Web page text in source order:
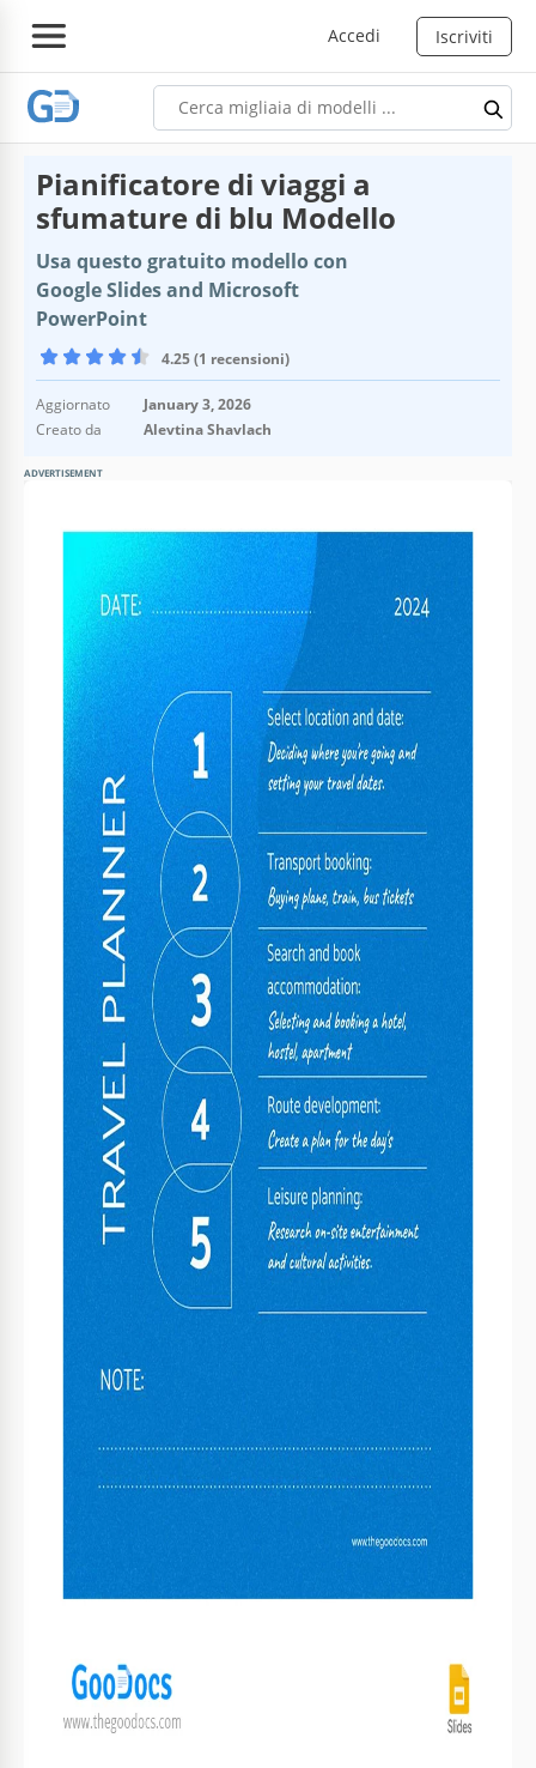
Accedi Iscriviti
Pianificatore di viaggi a
sfumature di blu Modello
Usa questo gratuito modello con
Google Slides and Microsoft
PowerPoint
4.25 (1 recensioni)
Aggiornato
January 3, 2026
Creato da
Alevtina Shavlach
ADVERTISEMENT